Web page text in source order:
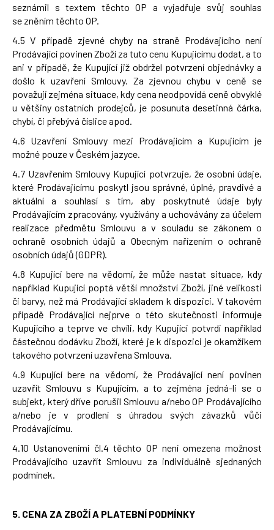
seznámil s textem těchto OP a vyjadřuje svůj souhlas
se zněním těchto OP.
4.5 V případě zjevné chyby na straně Prodávajícího není
Prodávající povinen Zboží za tuto cenu Kupujícímu dodat, a to
ani v případě, že Kupující již obdržel potvrzení objednávky a
došlo k uzavření Smlouvy. Za zjevnou chybu v ceně se
považují zejména situace, kdy cena neodpovídá ceně obvyklé
u většiny ostatních prodejců, je posunuta desetinná čárka,
chybí, či přebývá číslice apod.
4.6 Uzavření Smlouvy mezi Prodávajícím a Kupujícím je
možné pouze v Českém jazyce.
4.7 Uzavřením Smlouvy Kupující potvrzuje, že osobní údaje,
které Prodávajícímu poskytl jsou správné, úplné, pravdivé a
aktuální a souhlasí s tím, aby poskytnuté údaje byly
Prodávajícím zpracovány, využívány a uchovávány za účelem
realizace předmětu Smlouvu a v souladu se zákonem o
ochraně osobních údajů a Obecným nařízením o ochraně
osobních údajů (GDPR).
4.8 Kupující bere na vědomí, že může nastat situace, kdy
například Kupující poptá větší množství Zboží, jiné velikosti
či barvy, než má Prodávající skladem k dispozici. V takovém
případě Prodávající nejprve o této skutečnosti informuje
Kupujícího a teprve ve chvíli, kdy Kupující potvrdí například
částečnou dodávku Zboží, které je k dispozici je okamžikem
takového potvrzení uzavřena Smlouva.
4.9 Kupující bere na vědomí, že Prodávající není povinen
uzavřít Smlouvu s Kupujícím, a to zejména jedná-li se o
subjekt, který dříve porušil Smlouvu a/nebo OP Prodávajícího
a/nebo je v prodlení s úhradou svých závazků vůči
Prodávajícímu.
4.10 Ustanoveními čl.4 těchto OP není omezena možnost
Prodávajícího uzavřít Smlouvu za individuálně sjednaných
podmínek.
5. CENA ZA ZBOŽÍ A PLATEBNÍ PODMÍNKY